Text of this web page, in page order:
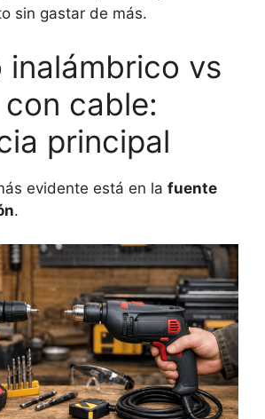
sin gastar de más.
inalámbrico vs
cable:
principal
evidente está en la fuente
.